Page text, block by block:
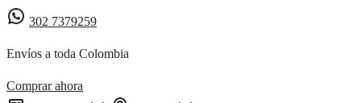
302 7379259
Envíos a toda Colombia
Comprar ahora